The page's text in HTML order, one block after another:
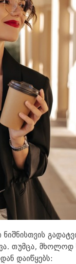
თუმცა, მხოლოდ
დაიწყებს: